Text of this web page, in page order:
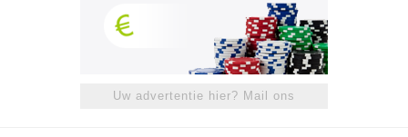
Uw advertentie hier? Mail ons